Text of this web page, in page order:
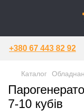
+380 67 443 82 92
Каталог
7-10 кубів